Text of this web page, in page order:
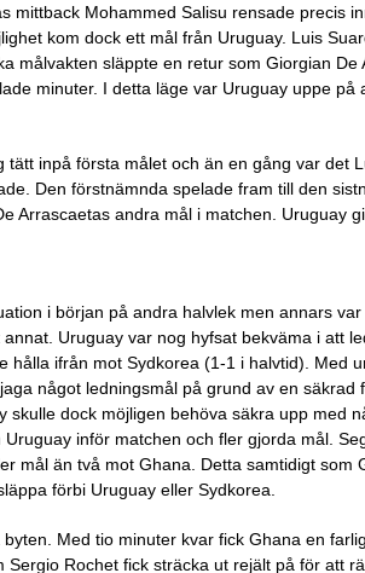
mittback Mohammed Salisu rensade precis
kom dock ett mål från Uruguay. Luis
målvakten släppte en retur som Giorgian De
minuter. I detta läge var Uruguay uppe
tätt inpå första målet och än en gång var det
Den förstnämnda spelade fram till den
Arrascaetas andra mål i matchen. Uruguay
i början på andra halvlek men annars
Uruguay var nog hyfsat bekväma i att
hålla ifrån mot Sydkorea (1-1 i halvtid). Med
något ledningsmål på grund av en säkrad
skulle dock möjligen behöva säkra upp med
inför matchen och fler gjorda mål.
mål än två mot Ghana. Detta samtidigt som
förbi Uruguay eller Sydkorea.
Med tio minuter kvar fick Ghana en
Sergio Rochet fick sträcka ut rejält på för att